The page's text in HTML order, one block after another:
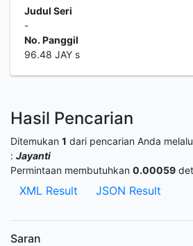
Judul Seri
-
No. Panggil
96.48 JAY s
Hasil Pencarian
Ditemukan 1 dari pencarian Anda
: Jayanti
Permintaan membutuhkan 0.00059
XML Result JSON Result
Saran